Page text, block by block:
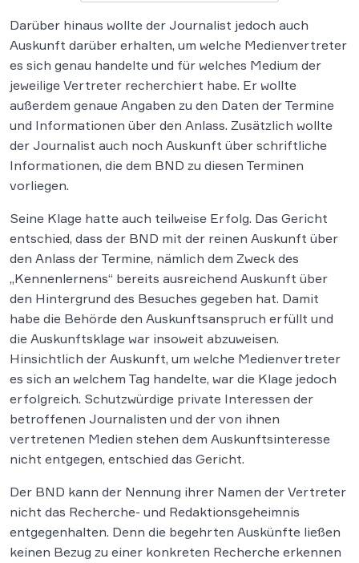
Darüber hinaus wollte der Journalist jedoch auch
Auskunft darüber erhalten, um welche Medienvertreter
es sich genau handelte und für welches Medium der
jeweilige Vertreter recherchiert habe. Er wollte
außerdem genaue Angaben zu den Daten der Termine
und Informationen über den Anlass. Zusätzlich wollte
der Journalist auch noch Auskunft über schriftliche
Informationen, die dem BND zu diesen Terminen
vorliegen.
Seine Klage hatte auch teilweise Erfolg. Das Gericht
entschied, dass der BND mit der reinen Auskunft über
den Anlass der Termine, nämlich dem Zweck des
„Kennenlernens“ bereits ausreichend Auskunft über
den Hintergrund des Besuches gegeben hat. Damit
habe die Behörde den Auskunftsanspruch erfüllt und
die Auskunftsklage war insoweit abzuweisen.
Hinsichtlich der Auskunft, um welche Medienvertreter
es sich an welchem Tag handelte, war die Klage jedoch
erfolgreich. Schutzwürdige private Interessen der
betroffenen Journalisten und der von ihnen
vertretenen Medien stehen dem Auskunftsinteresse
nicht entgegen, entschied das Gericht.
Der BND kann der Nennung ihrer Namen der Vertreter
nicht das Recherche- und Redaktionsgeheimnis
entgegenhalten. Denn die begehrten Auskünfte ließen
keinen Bezug zu einer konkreten Recherche erkennen